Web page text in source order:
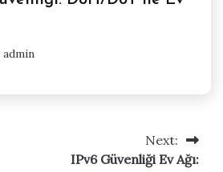
admin
Next:
IPv6 Güvenliği Ev Ağı: